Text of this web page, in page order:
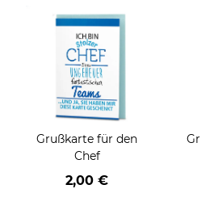
Grußkarte für den
Chef
2,00 €